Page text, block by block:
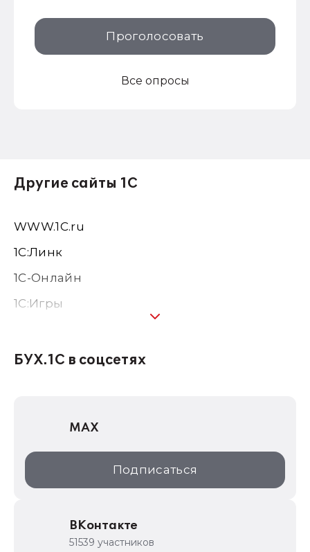
Проголосовать
Все опросы
Другие сайты 1С
WWW.1С.ru
1С:Линк
1С-Онлайн
1C:Игры
1С:Консалтинг
1С:Дистрибьюция
1С:Образование
ИТС.1C.ru
БУХ.1С в соцсетях
MAX
Подписаться
ВКонтакте
51539 участников